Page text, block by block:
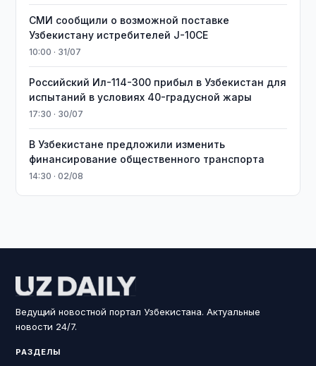
СМИ сообщили о возможной поставке
Узбекистану истребителей J-10CE
10:00 · 31/07
Российский Ил-114-300 прибыл в Узбекистан для
испытаний в условиях 40-градусной жары
17:30 · 30/07
В Узбекистане предложили изменить
финансирование общественного транспорта
14:30 · 02/08
Ведущий новостной портал Узбекистана. Актуальные
новости 24/7.
РАЗДЕЛЫ